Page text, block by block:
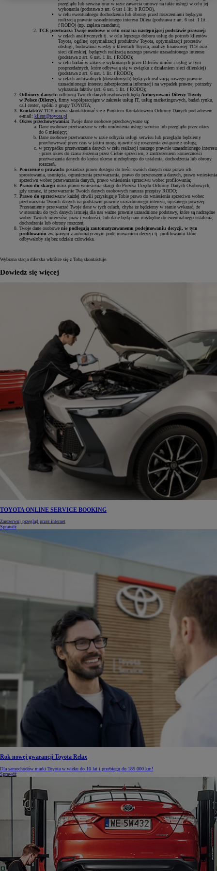
przeglądu lub serwisu oraz w razie zawarcia umowy na takie usługi w celu jej
wykonania (podstawa z art. 6 ust 1 lit. b RODO),
w celu ewentualnego dochodzenia lub obrony przed roszczeniami będącym
realizacją prawnie uzasadnionego interesu Dilera (podstawa z art. 6 ust. 1 lit.
f RODO) (np. zapłata mandatu);
TCE przetwarza Twoje osobowe w celu oraz na następującej podstawie prawnej:
w celach analitycznych tj. w celu lepszego doboru usług do potrzeb klientów
Toyota, ogólnej optymalizacji produktów Toyota, optymalizacji procesów
obsługi, budowania wiedzy o klientach Toyota, analizy finansowej TCE oraz
sieci dilerskiej, będących realizacją naszego prawnie uzasadnionego interesu
(podstawa z art. 6 ust. 1 lit. f RODO);
w celu badań w zakresie wykonanych przez Dilerów umów i usług w tym
posprzedażnych, które odbywają się w związku z działaniem sieci dilerskiej)
(podstawa z art. 6 ust. 1 lit. f RODO);
w celach archiwalnych (dowodowych) będących realizacją naszego prawnie
uzasadnionego interesu zabezpieczenia informacji na wypadek prawnej potrzeby
wykazania faktów (art. 6 ust. 1 lit. f RODO);
Odbiorcy danych: odbiorcą Twoich danych osobowych będą Autoryzowani Dilerzy Toyoty
w Polsce (Dilerzy) , firmy współpracujące w zakresie usług IT, usług marketingowych, badań rynku,
call center, spółki z grupy TOYOTA;
Kontakt:W TCE można skontaktować się z Punktem Kontaktowym Ochrony Danych pod adresem
e-mail: klient@toyota.pl
Okres przechowywania: Twoje dane osobowe przechowywane są:
Dane osobowe przetwarzane w celu umówienia usługi serwisu lub przeglądu przez okres
do 6 miesięcy;
Dane osobowe przetwarzane w razie odbycia usługi serwisu lub przeglądu będziemy
przechowywać przez czas w jakim mogą ujawnić się roszczenia związane z usługą;
w przypadku przetwarzania danych w celu realizacji naszego prawnie uzasadnionego interesu
- przez okres do czasu złożenia przez Ciebie sprzeciwu, z zastrzeżeniem konieczności
przetwarzania danych do końca okresu niezbędnego do ustalenia, dochodzenia lub obrony
roszczeń.
Pouczenie o prawach: posiadasz prawo dostępu do treści swoich danych oraz prawo ich
sprostowania, usunięcia, ograniczenia przetwarzania, prawo do przenoszenia danych, prawo wniesienia
sprzeciwu wobec przetwarzania danych, prawo wniesienia sprzeciwu wobec profilowania;
Prawo do skargi: masz prawo wniesienia skargi do Prezesa Urzędu Ochrony Danych Osobowych,
gdy uznasz, iż przetwarzanie Twoich danych osobowych narusza przepisy RODO;
Prawo do sprzeciwu:w każdej chwili przysługuje Tobie prawo do wniesienia sprzeciwu wobec
przetwarzania Twoich danych na podstawie prawnie uzasadnionego interesu, opisanego powyżej.
Przestaniemy przetwarzać Twoje dane w tych celach, chyba że będziemy w stanie wykazać, że
w stosunku do tych danych istnieją dla nas ważne prawnie uzasadnione podstawy, które są nadrzędne
wobec Twoich interesów, praw i wolności, lub dane będą nam niezbędne do ewentualnego ustalenia,
dochodzenia lub obrony roszczeń;
Twoje dane osobowe nie podlegają zautomatyzowanemu podejmowaniu decyzji, w tym
profilowaniu związanym z automatycznym podejmowaniem decyzji tj. profilowaniu które
odbywałoby się bez udziału człowieka.
Wybrana stacja dilerska wkrótce się z Tobą skontaktuje.
Dowiedz się więcej
TOYOTA ONLINE SERVICE BOOKING
Zarezerwuj przegląd przez internet
Sprawdź
Rok nowej gwarancji Toyota Relax
Dla samochodów marki Toyota w wieku do 10 lat i przebiegu do 185 000 km!
Sprawdź